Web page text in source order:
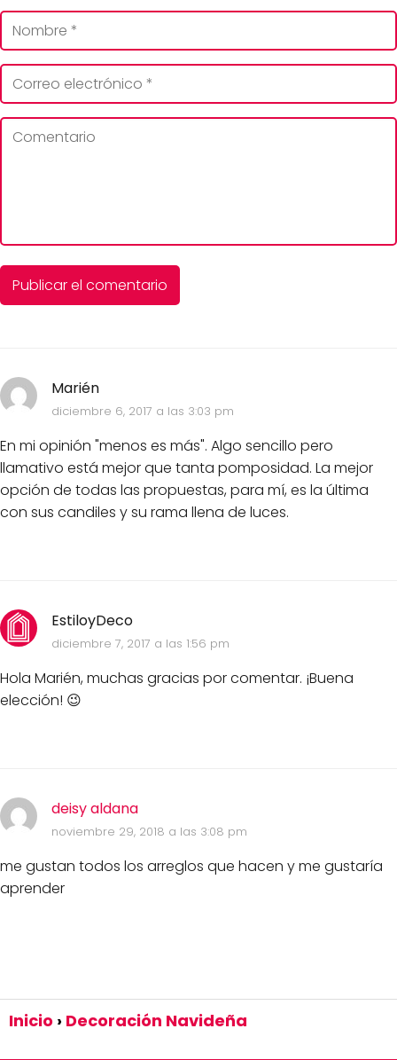
Marién
diciembre 6, 2017 a las 3:03 pm
En mi opinión "menos es más". Algo sencillo pero
llamativo está mejor que tanta pomposidad. La mejor
opción de todas las propuestas, para mí, es la última
con sus candiles y su rama llena de luces.
EstiloyDeco
diciembre 7, 2017 a las 1:56 pm
Hola Marién, muchas gracias por comentar. ¡Buena
elección! 😉
deisy aldana
noviembre 29, 2018 a las 3:08 pm
me gustan todos los arreglos que hacen y me gustaría
aprender
Inicio Decoración Navideña